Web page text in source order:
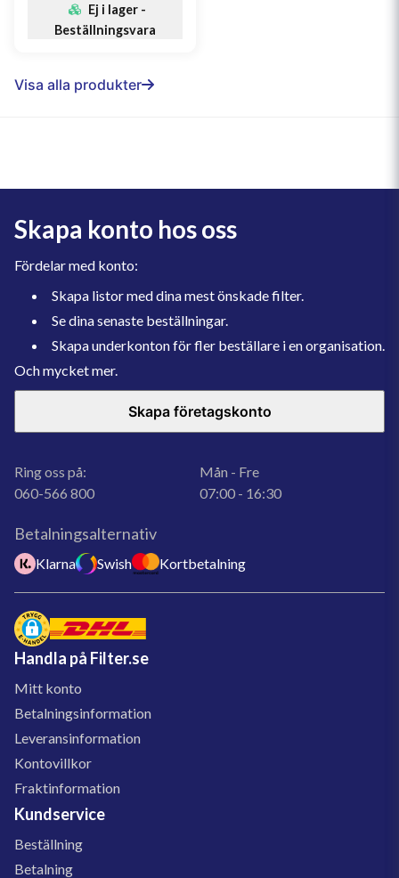
Ej i lager -
Beställningsvara
Visa alla produkter
Skapa konto hos oss
Fördelar med konto:
Skapa listor med dina mest önskade filter.
Se dina senaste beställningar.
Skapa underkonton för fler beställare i en organisation.
Och mycket mer.
Skapa företagskonto
Ring oss på:
060-566 800
Mån - Fre
07:00 - 16:30
Betalningsalternativ
Klarna Swish Kortbetalning
Handla på Filter.se
Mitt konto
Betalningsinformation
Leveransinformation
Kontovillkor
Fraktinformation
Kundservice
Beställning
Betalning